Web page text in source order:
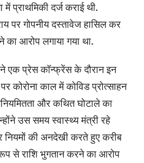
में प्राथमिकी दर्ज कराई थी.
पर गोपनीय दस्तावेज हासिल कर
का आरोप लगाया गया था.
एक प्रेस कॉन्फ्रेंस के दौरान इन
कोरोना काल में कोविड प्रोत्साहन
और कथित घोटाले का
उस समय स्वास्थ्य मंत्री रहे
की अनदेखी करते हुए करीब
से राशि भुगतान करने का आरोप